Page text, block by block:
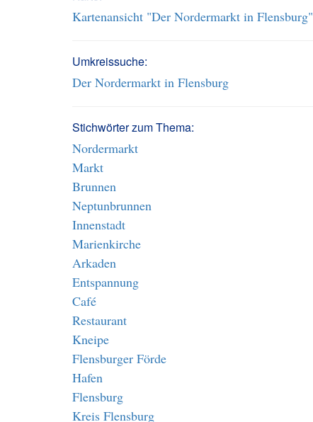
Kartenansicht "Der Nordermarkt in Flensburg"
Umkreissuche:
Der Nordermarkt in Flensburg
Stichwörter zum Thema:
Nordermarkt
Markt
Brunnen
Neptunbrunnen
Innenstadt
Marienkirche
Arkaden
Entspannung
Café
Restaurant
Kneipe
Flensburger Förde
Hafen
Flensburg
Kreis Flensburg